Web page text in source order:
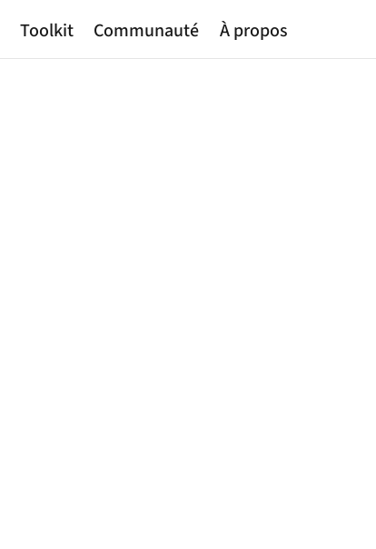
Toolkit Communauté À propos